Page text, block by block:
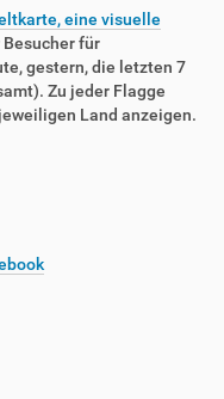
eine visuelle
für
gestern, die letzten 7
Zu jeder Flagge
Land anzeigen.